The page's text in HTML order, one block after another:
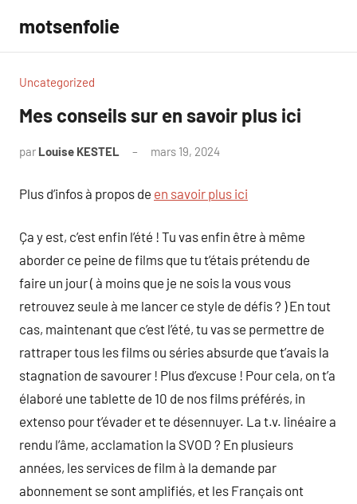
contenu
motsenfolie
Uncategorized
Mes conseils sur en savoir plus ici
par Louise KESTEL mars 19, 2024
Plus d’infos à propos de en savoir plus ici
Ça y est, c’est enfin l’été ! Tu vas enfin être à même
aborder ce peine de films que tu t’étais prétendu de
faire un jour ( à moins que je ne sois la vous vous
retrouvez seule à me lancer ce style de défis ? ) En tout
cas, maintenant que c’est l’été, tu vas se permettre de
rattraper tous les films ou séries absurde que t’avais la
stagnation de savourer ! Plus d’excuse ! Pour cela, on t’a
élaboré une tablette de 10 de nos films préférés, in
extenso pour t’évader et te désennuyer. La t.v. linéaire a
rendu l’âme, acclamation la SVOD ? En plusieurs
années, les services de film à la demande par
abonnement se sont amplifiés, et les Français ont